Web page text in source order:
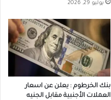
يوليو 29, 2026
بنك الخرطوم : يعلن عن اسعار
العملات الأجنبية مقابل الجنيه